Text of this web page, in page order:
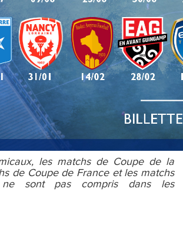
les matchs de Coupe de la
de Coupe de France et les matchs
sont pas compris dans les